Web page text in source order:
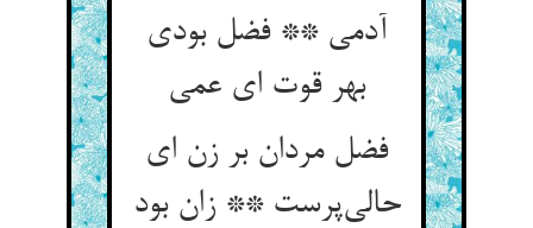
آدمی ** فضل بودی
بهر قوت ای عمی
فضل مردان بر زن ای
حالی‌پرست ** زان بود